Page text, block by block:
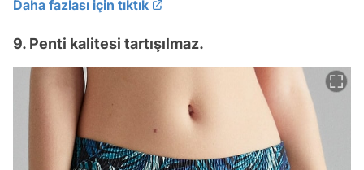
Daha fazlası için tıktık
9. Penti kalitesi tartışılmaz.